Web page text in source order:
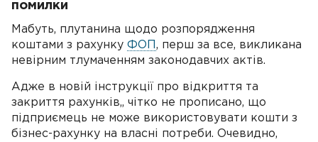
помилки
Мабуть, плутанина щодо розпорядження
коштами з рахунку ФОП , перш за все, викликана
невірним тлумаченням законодавчих актів.
Адже в новій інструкції про відкриття та
закриття рахунків,, чітко не прописано, що
підприємець не може використовувати кошти з
бізнес-рахунку на власні потреби. Очевидно,